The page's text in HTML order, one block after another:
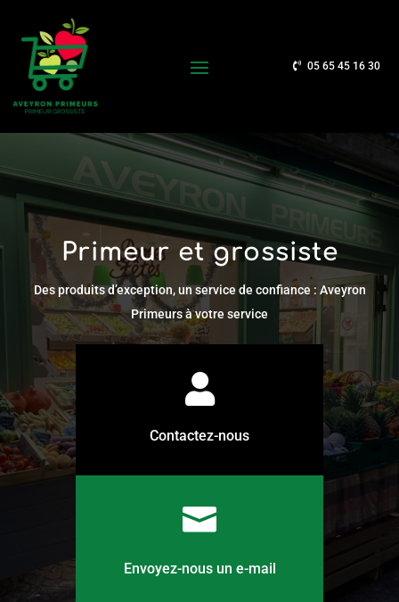
05 65 45 16 30
Primeur et grossiste
Des produits d’exception, un service de confiance : Aveyron
Primeurs à votre service

Contactez-nous

Envoyez-nous un e-mail